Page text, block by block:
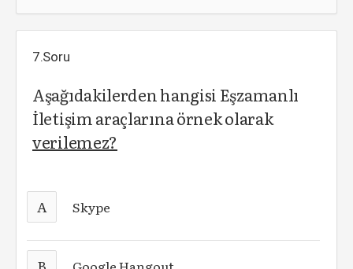
7.Soru
Aşağıdakilerden hangisi Eşzamanlı
İletişim araçlarına örnek olarak
verilemez?
A Skype